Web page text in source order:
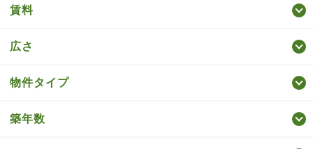
賃料
広さ
物件タイプ
築年数